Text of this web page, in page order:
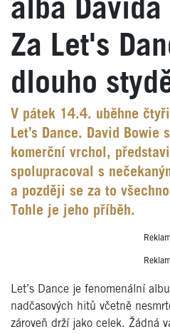
alba Davida
Za Let's
dlouho
V pátek 14.4. uběhne
Let’s Dance. David Bowie
komerční vrchol,
spolupracoval s
a později se za to
Tohle je jeho příběh.
Let’s Dance je fenomenální
nadčasových hitů včetně
zároveň drží jako celek. Žádná